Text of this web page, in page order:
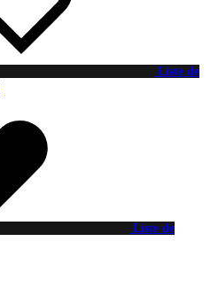
Liste de
Liste de